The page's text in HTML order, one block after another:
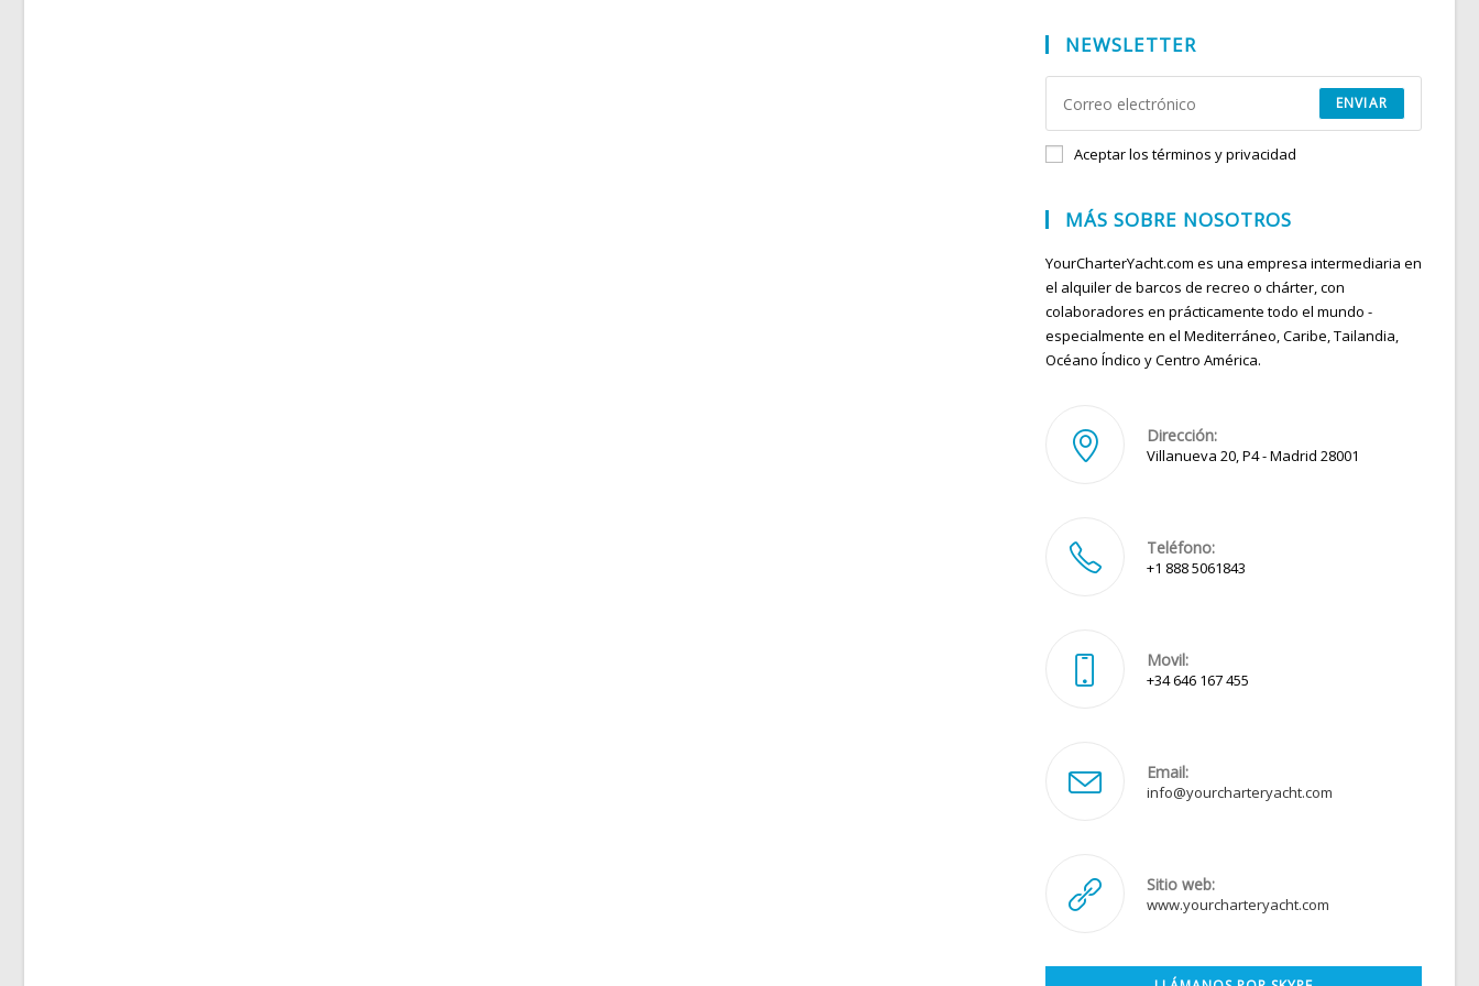
NEWSLETTER
ENVIAR
Aceptar los términos y privacidad
MÁS SOBRE NOSOTROS
YourCharterYacht.com es una empresa intermediaria en
el alquiler de barcos de recreo o chárter, con
colaboradores en prácticamente todo el mundo -
especialmente en el Mediterráneo, Caribe, Tailandia,
Océano Índico y Centro América.
Dirección:
Villanueva 20, P4 - Madrid 28001
Teléfono:
+1 888 5061843
Movil:
+34 646 167 455
Email:
info@yourcharteryacht.com
Sitio web:
www.yourcharteryacht.com